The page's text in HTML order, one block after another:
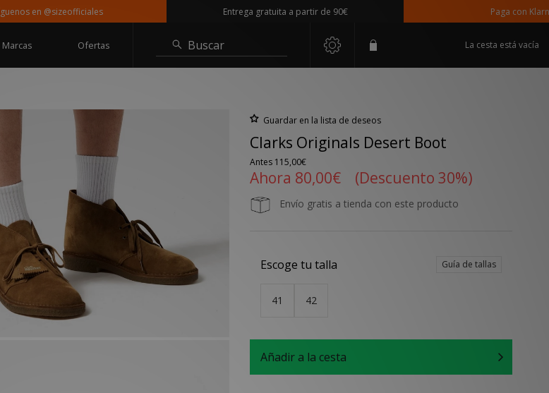
en @sizeofficiales Entrega gratuita a partir de 90€ Paga con Klarna
Marcas Ofertas Buscar La cesta está vacía
Guardar en la lista de deseos
Clarks Originals Desert Boot
Antes 115,00€
Ahora 80,00€ (Descuento 30%)
Envío gratis a tienda con este producto
Escoge tu talla Guía de tallas
41 42
Añadir a la cesta